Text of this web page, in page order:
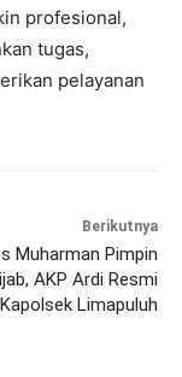
profesional,
tugas,
pelayanan
Berikutnya
Muharman Pimpin
AKP Ardi Resmi
Limapuluh